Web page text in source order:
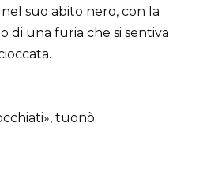
suo abito nero, con la
di una furia che si sentiva
tuonò.